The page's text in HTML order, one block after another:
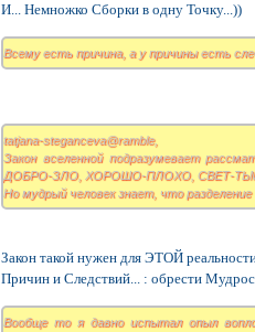
И... Немножко Сборки в одну Точку...))
Всему есть причина, а у причины есть
tatjana-steganceva@ramble,
Закон вселенной подразумевает
ДОБРО-ЗЛО, ХОРОШО-ПЛОХО, СВЕТ-
Но мудрый человек знает, что
Закон такой нужен для ЭТОЙ
Причин и Следствий... : обрести
Вообще то я давно испытал опыл